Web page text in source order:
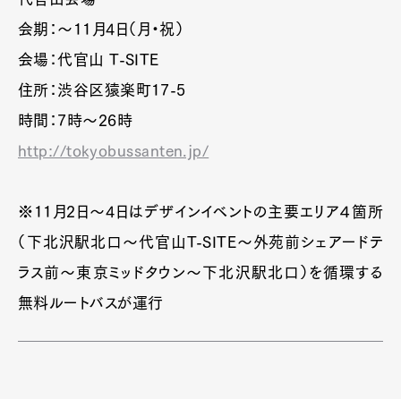
Contact
Pen international
会期：～11月4日（月・祝）
会場：代官山 T-SITE
住所：渋谷区猿楽町17-5
時間：7時～26時
http://tokyobussanten.jp/
※11月2日～4日はデザインイベントの主要エリア４箇所
（下北沢駅北口～代官山T-SITE～外苑前シェアードテ
ラス前～東京ミッドタウン～下北沢駅北口）を循環する
無料ルートバスが運行